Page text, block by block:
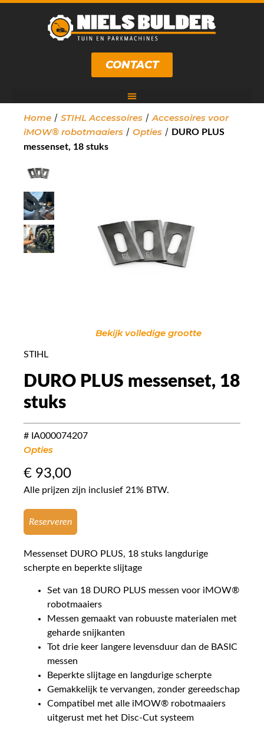
CONTACT
Home / STIHL Accessoires / Accessoires voor
iMOW® robotmaaiers / Opties / DURO PLUS
messenset, 18 stuks
Bekijk volledige grootte
STIHL
DURO PLUS messenset, 18
stuks
# IA000074207
Opties
€ 93,00
Alle prijzen zijn inclusief 21% BTW.
Reserveren
Messenset DURO PLUS, 18 stuks langdurige
scherpte en beperkte slijtage
Set van 18 DURO PLUS messen voor iMOW®
robotmaaiers
Messen gemaakt van robuuste materialen met
geharde snijkanten
Tot drie keer langere levensduur dan de BASIC
messen
Beperkte slijtage en langdurige scherpte
Gemakkelijk te vervangen, zonder gereedschap
Compatibel met alle iMOW® robotmaaiers
uitgerust met het Disc-Cut systeem